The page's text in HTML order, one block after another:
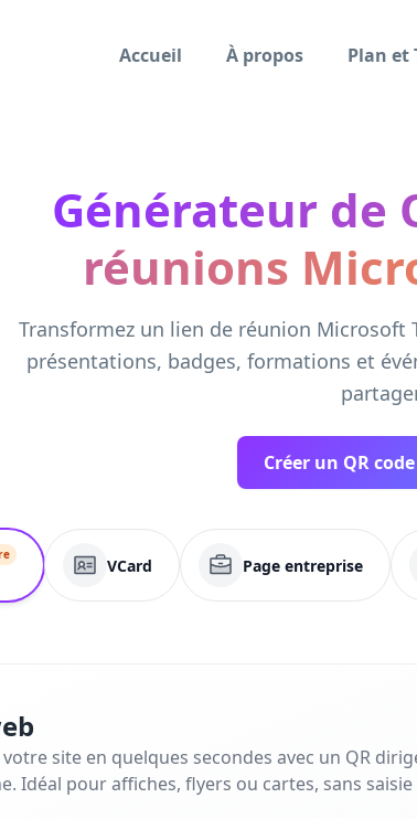
Accueil
À propos Plan et
Générateur de
réunions
Transformez un lien de réunion Microsoft
présentations, badges, formations et
Créer un QR
VCard Page entreprise
site en quelques secondes avec un QR
Idéal pour affiches, flyers ou cartes, sans saisie